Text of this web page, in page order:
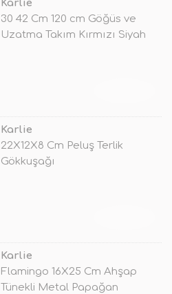
Karlie
30 42 Cm 120 cm Göğüs ve
Uzatma Takım Kırmızı Siyah
Karlie
22X12X8 Cm Peluş Terlik
Gökkuşağı
Karlie
Flamingo 16X25 Cm Ahşap
Tünekli Metal Papağan